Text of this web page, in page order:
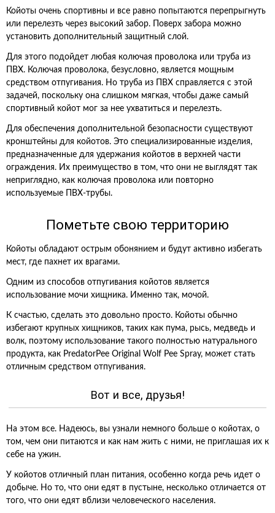
Койоты очень спортивны и все равно попытаются перепрыгнуть
или перелезть через высокий забор. Поверх забора можно
установить дополнительный защитный слой.
Для этого подойдет любая колючая проволока или труба из
ПВХ. Колючая проволока, безусловно, является мощным
средством отпугивания. Но труба из ПВХ справляется с этой
задачей, поскольку она слишком мягкая, чтобы даже самый
спортивный койот мог за нее ухватиться и перелезть.
Для обеспечения дополнительной безопасности существуют
кронштейны для койотов. Это специализированные изделия,
предназначенные для удержания койотов в верхней части
ограждения. Их преимущество в том, что они не выглядят так
неприглядно, как колючая проволока или повторно
используемые ПВХ-трубы.
Пометьте свою территорию
Койоты обладают острым обонянием и будут активно избегать
мест, где пахнет их врагами.
Одним из способов отпугивания койотов является
использование мочи хищника. Именно так, мочой.
К счастью, сделать это довольно просто. Койоты обычно
избегают крупных хищников, таких как пума, рысь, медведь и
волк, поэтому использование такого полностью натурального
продукта, как PredatorPee Original Wolf Pee Spray, может стать
отличным средством отпугивания.
Вот и все, друзья!
На этом все. Надеюсь, вы узнали немного больше о койотах, о
том, чем они питаются и как нам жить с ними, не приглашая их к
себе на ужин.
У койотов отличный план питания, особенно когда речь идет о
добыче. Но то, что они едят в пустыне, несколько отличается от
того, что они едят вблизи человеческого населения.